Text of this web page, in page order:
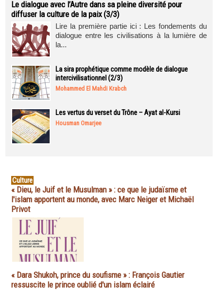
Le dialogue avec l’Autre dans sa pleine diversité pour
diffuser la culture de la paix (3/3)
Lire la première partie ici : Les fondements du
dialogue entre les civilisations à la lumière de
la...
La sira prophétique comme modèle de dialogue
intercivilisationnel (2/3)
Mohammed El Mahdi Krabch
Les vertus du verset du Trône – Ayat al-Kursi
Housman Omarjee
Culture
« Dieu, le Juif et le Musulman » : ce que le judaïsme et
l'islam apportent au monde, avec Marc Neiger et Michaël
Privot
« Dara Shukoh, prince du soufisme » : François Gautier
ressuscite le prince oublié d'un islam éclairé